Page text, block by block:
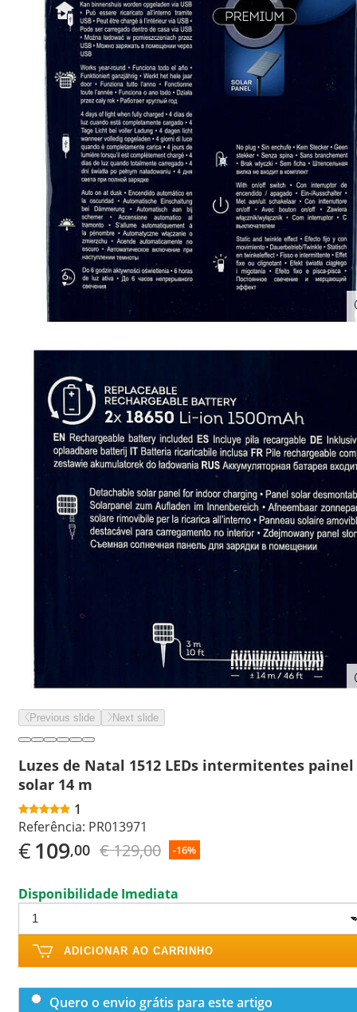
Previous slide Next slide
Luzes de Natal 1512 LEDs intermitentes painel
solar 14 m
1
Referência: PR013971
€109,00 € 129,00 -16%
Disponibilidade Imediata
ADICIONAR AO CARRINHO
Quero o envio grátis para este artigo